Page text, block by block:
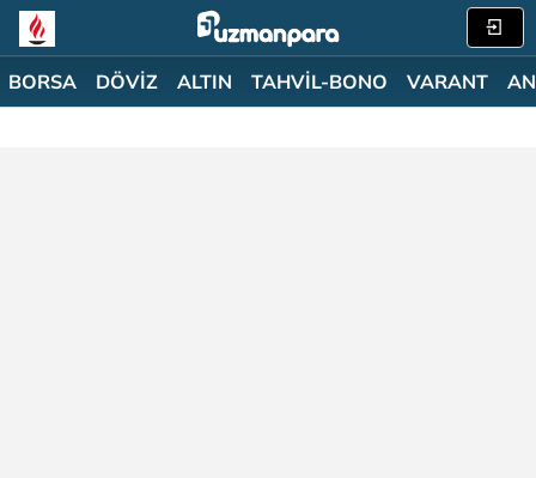
BORSA DÖVİZ ALTIN TAHVİL-BONO VARANT